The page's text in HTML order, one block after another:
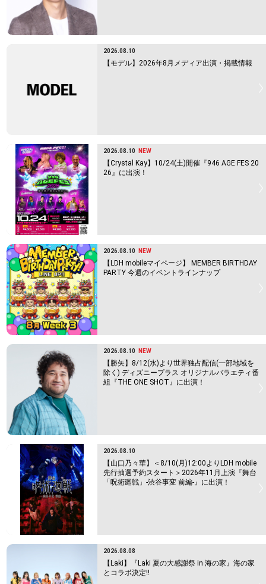
2026.08.10
【モデル】2026年8月メディア出演・掲載情報
2026.08.10 NEW
【Crystal Kay】10/24(土)開催『946 AGE FES 20
26』に出演！
2026.08.10 NEW
【LDH mobileマイページ】 MEMBER BIRTHDAY
PARTY 今週のイベントラインナップ
2026.08.10 NEW
【勝矢】8/12(水)より世界独占配信(一部地域を
除く) ディズニープラス オリジナルバラエティ番
組『THE ONE SHOT』に出演！
2026.08.10
【山口乃々華】＜8/10(月)12:00よりLDH mobile
先行抽選予約スタート＞2026年11月上演『舞台
「呪術廻戦」-渋谷事変 前編-』に出演！
2026.08.08
【Laki】『Laki 夏の大感謝祭 in 海の家』海の家
とコラボ決定!!